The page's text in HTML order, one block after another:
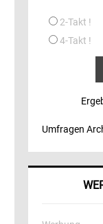
2-Takt !
4-Takt !
Umfragen